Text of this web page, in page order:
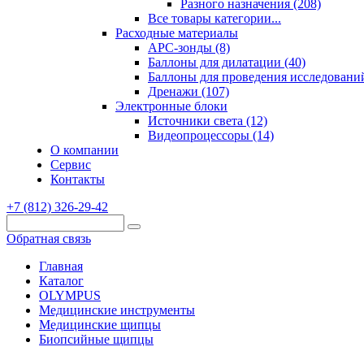
Разного назначения (208)
Все товары категории...
Расходные материалы
АРС-зонды (8)
Баллоны для дилатации (40)
Баллоны для проведения
Дренажи (107)
Электронные блоки
Источники света (12)
Видеопроцессоры (14)
О компании
Сервис
Контакты
+7 (812) 326-29-42
Обратная связь
Главная
Каталог
OLYMPUS
Медицинские инструменты
Медицинские щипцы
Биопсийные щипцы